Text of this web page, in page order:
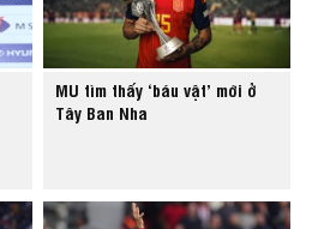
MU tìm thấy ‘báu vật’ mới ở
Tây Ban Nha